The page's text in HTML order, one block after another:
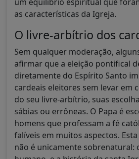
as características da Igreja.
O livre-arbítrio dos
Sem qualquer moderação,
afirmar que a eleição pontifical
diretamente do Espírito Santo
cardeais eleitores sem levar em
do seu livre-arbítrio, suas
sábias ou errôneas. O Papa é
homens que professam a fé
falíveis em muitos aspectos.
não é unicamente sobrenatural: